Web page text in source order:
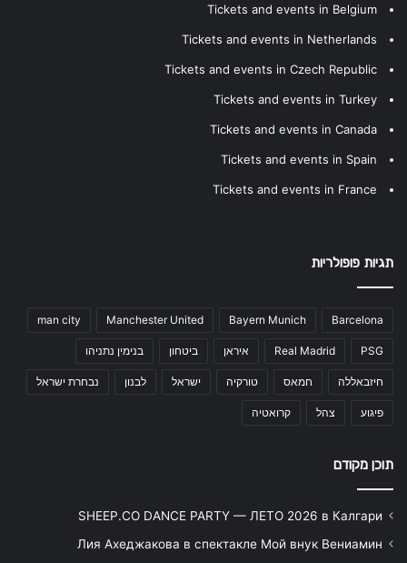
Tickets and events in Belgium
Tickets and events in Netherlands
Tickets and events in Czech Republic
Tickets and events in Turkey
Tickets and events in Canada
Tickets and events in Spain
Tickets and events in France
תגיות פופולריות
Barcelona
Bayern Munich
Manchester United
man city
PSG
Real Madrid איראן ביטחון בנימין נתניהו
חיזבאללה חמאס טורקיה ישראל לבנון נבחרת ישראל
פיגוע צהל קרואטיה
תוכן מקודם
SHEEP.CO DANCE PARTY — ЛЕТО 2026 в Калгари
Лия Ахеджакова в спектакле Мой внук Вениамин